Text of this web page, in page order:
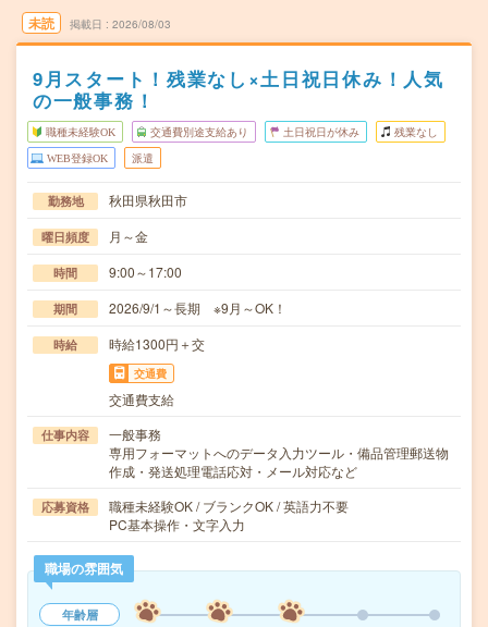
未読 掲載日 2026/08/03
9月スタート！残業なし×土日祝日休み！人気
の一般事務！
職種未経験OK 交通費別途支給あり 土日祝日が休み 残業なし
WEB登録OK 派遣
勤務地 秋田県秋田市
曜日頻度 月～金
時間 9:00～17:00
期間 2026/9/1～長期 ※9月～OK！
時給 時給1300円＋交
交通費
交通費支給
仕事内容
一般事務
専用フォーマットへのデータ入力ツール・備品管理郵送物
作成・発送処理電話応対・メール対応など
応募資格
職種未経験OK / ブランクOK / 英語力不要
PC基本操作・文字入力
職場の雰囲気
年齢層